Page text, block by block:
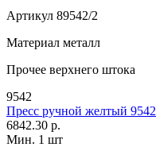
Артикул 89542/2
Материал металл
Прочее верхнего штока
9542
Пресс ручной желтый 9542
6842.30 р.
Мин. 1 шт